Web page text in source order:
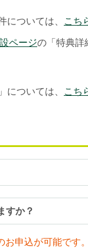
ついては、 こち
ページの「特典詳
ついては、
こち
すか？
申込が可能です。